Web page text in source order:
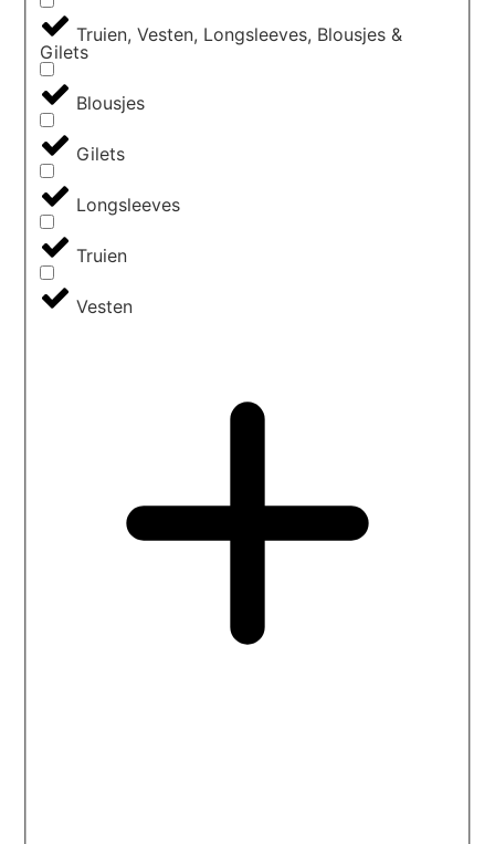
Truien, Vesten, Longsleeves, Blousjes &
Gilets
Blousjes
Gilets
Longsleeves
Truien
Vesten